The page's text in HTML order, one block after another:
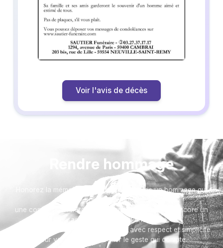
Voir l'avis de décès
Rendre hommage
Honorez la mémoire de votre proche avec un hommage qui
vous ressemble :
une composition florale, une plaque, un arbre, ou encore un
message accompagné d'une photo.
Toutes nos options sont présentées avec respect et simplicité
pour vous aider à marquer le geste qui compte.